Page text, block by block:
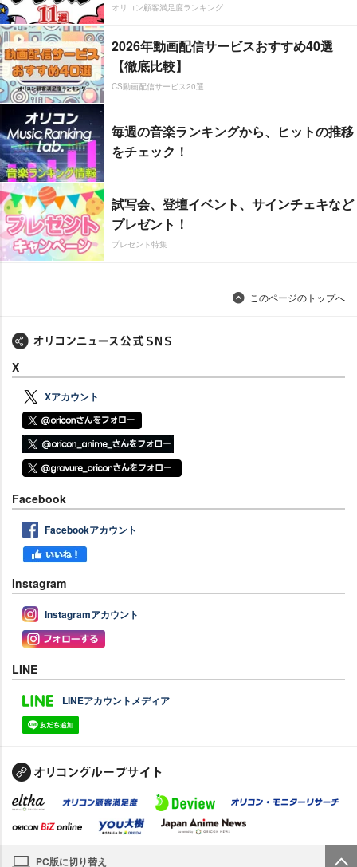
オリコン顧客満足度ランキング
2026年動画配信サービスおすすめ40選
【徹底比較】
CS動画配信サービス20選
毎週の音楽ランキングから、ヒットの推移
をチェック！
試写会、登壇イベント、サインチェキなど
プレゼント！
プレゼント特集
このページのトップへ
X
Xアカウント
Facebook
Facebookアカウント
Instagram
Instagramアカウント
LINE
LINEアカウントメディア
PC版に切り替え